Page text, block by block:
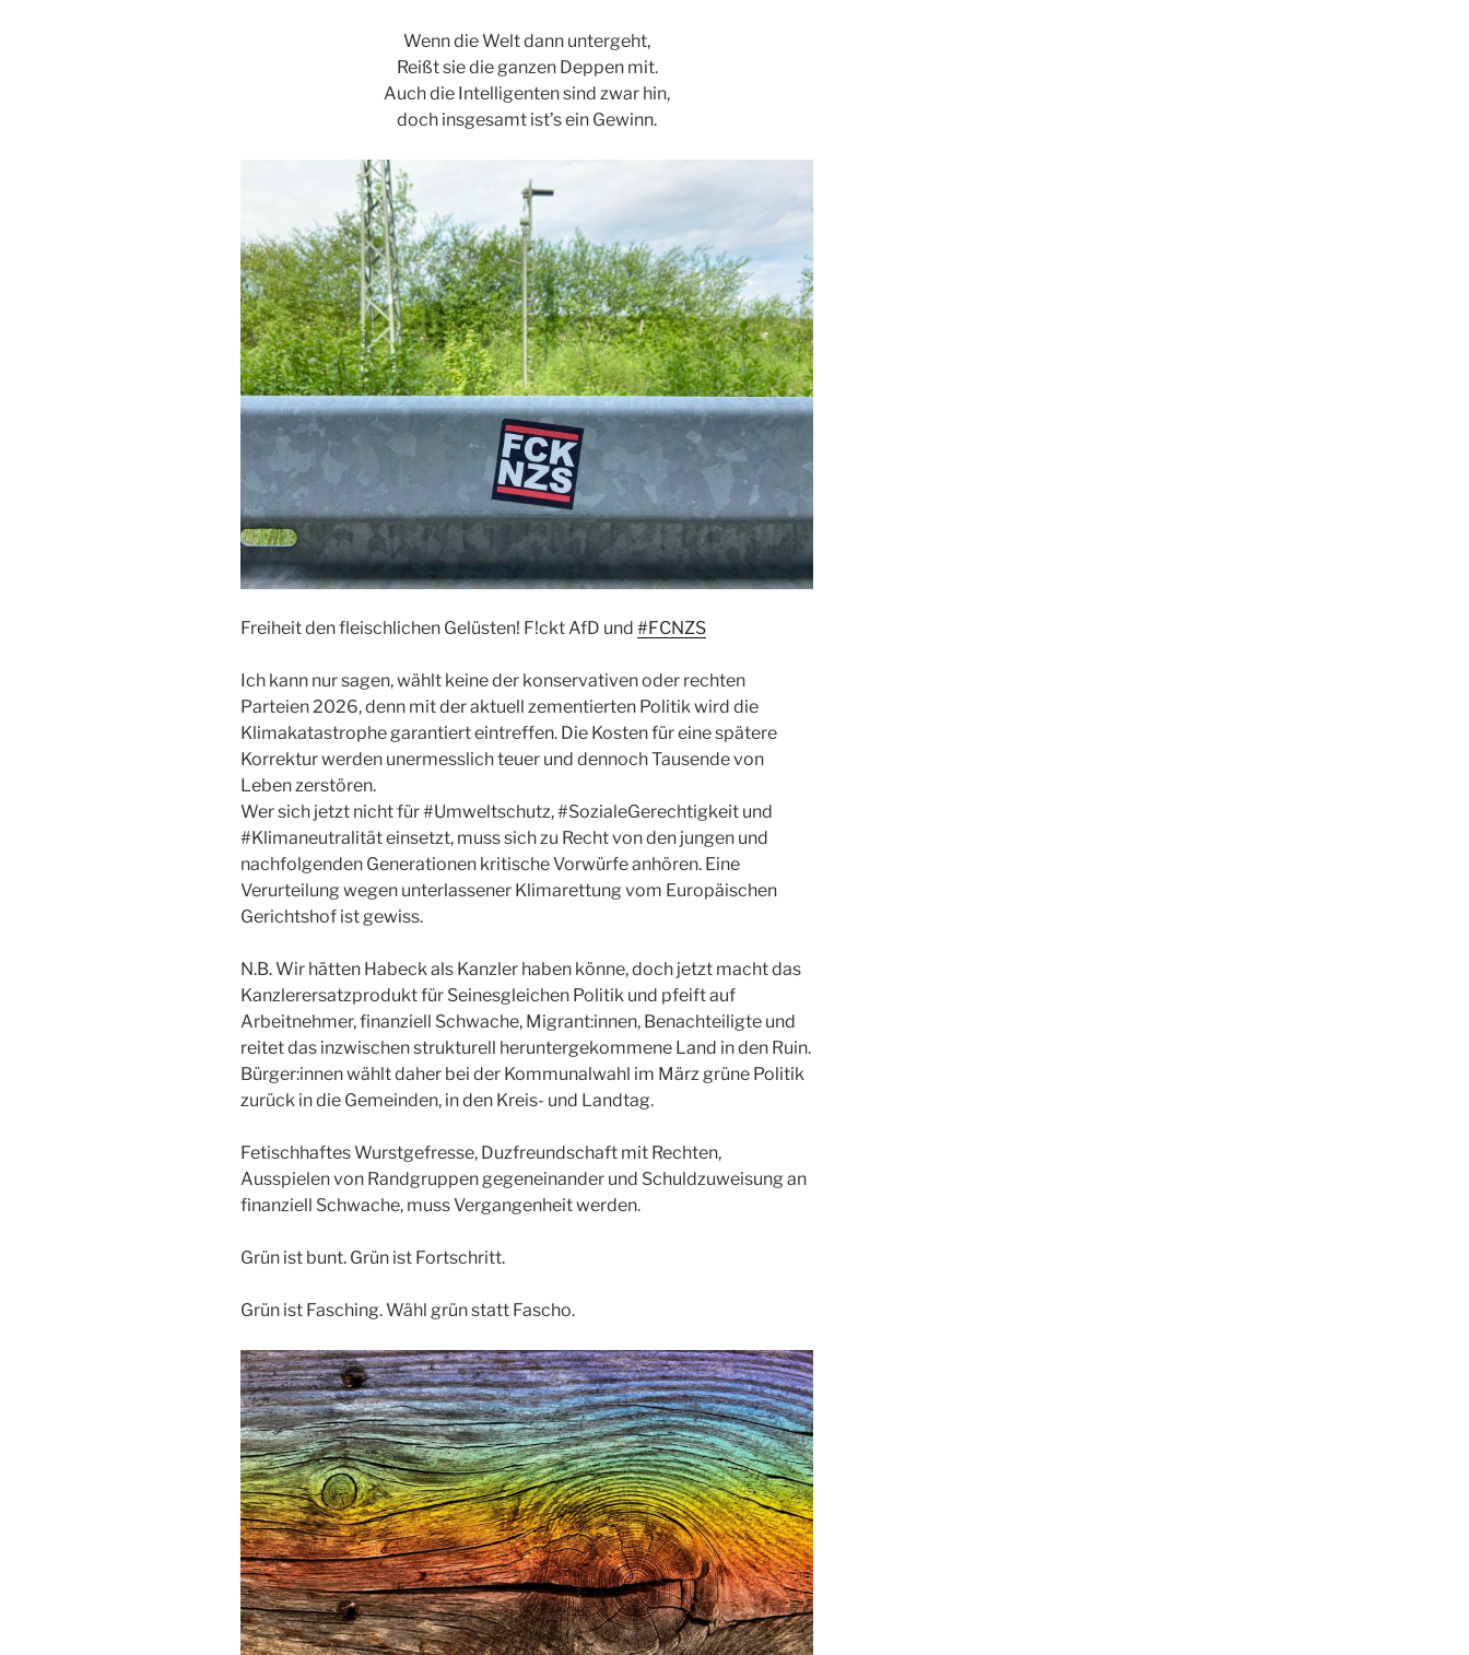
Wenn die Welt dann untergeht,
Reißt sie die ganzen Deppen mit.
Auch die Intelligenten sind zwar hin,
doch insgesamt ist’s ein Gewinn.
Freiheit den fleischlichen Gelüsten! F!ckt AfD und #FCNZS
Ich kann nur sagen, wählt keine der konservativen oder rechten
Parteien 2026, denn mit der aktuell zementierten Politik wird die
Klimakatastrophe garantiert eintreffen. Die Kosten für eine spätere
Korrektur werden unermesslich teuer und dennoch Tausende von
Leben zerstören.
Wer sich jetzt nicht für #Umweltschutz, #SozialeGerechtigkeit und
#Klimaneutralität einsetzt, muss sich zu Recht von den jungen und
nachfolgenden Generationen kritische Vorwürfe anhören. Eine
Verurteilung wegen unterlassener Klimarettung vom Europäischen
Gerichtshof ist gewiss.
N.B. Wir hätten Habeck als Kanzler haben könne, doch jetzt macht das
Kanzlerersatzprodukt für Seinesgleichen Politik und pfeift auf
Arbeitnehmer, finanziell Schwache, Migrant:innen, Benachteiligte und
reitet das inzwischen strukturell heruntergekommene Land in den Ruin.
Bürger:innen wählt daher bei der Kommunalwahl im März grüne Politik
zurück in die Gemeinden, in den Kreis- und Landtag.
Fetischhaftes Wurstgefresse, Duzfreundschaft mit Rechten,
Ausspielen von Randgruppen gegeneinander und Schuldzuweisung an
finanziell Schwache, muss Vergangenheit werden.
Grün ist bunt. Grün ist Fortschritt.
Grün ist Fasching. Wähl grün statt Fascho.